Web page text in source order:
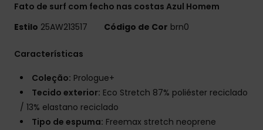
Fato de surf com fecho nas costas Azul Homem
Estilo 25AW213517 Código de Cor brn0
Características
Coleção: Prologue+
Tecido exterior: Eco Stretch 87% poliéster reciclado
/ 13% elastano reciclado
Tipo de espuma: Freemax stretch neoprene